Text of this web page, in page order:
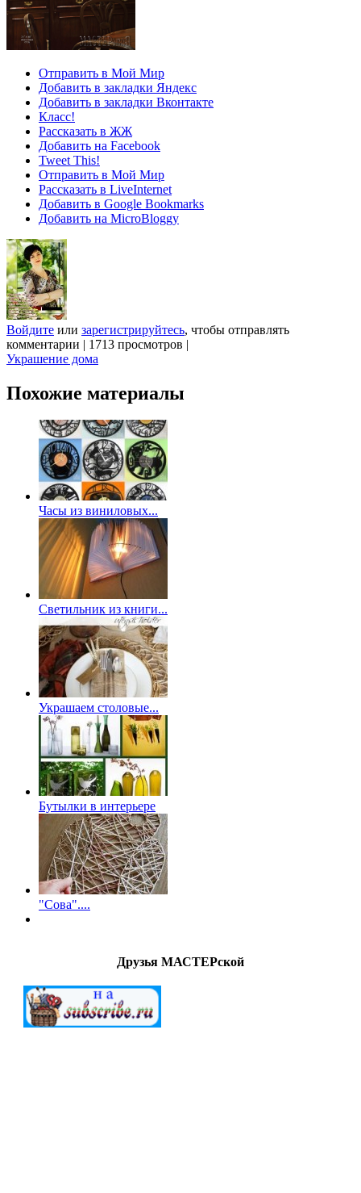
Отправить в Мой Мир
Добавить в закладки Яндекс
Добавить в закладки Вконтакте
Класс!
Рассказать в ЖЖ
Добавить на Facebook
Tweet This!
Отправить в Мой Мир
Рассказать в LiveInternet
Добавить в Google Bookmarks
Добавить на MicroBloggy
Войдите или зарегистрируйтесь, чтобы отправлять
комментарии | 1713 просмотров |
Украшение дома
Похожие материалы
Часы из виниловых...
Светильник из книги...
Украшаем столовые...
Бутылки в интерьере
"Сова"....
Друзья МАСТЕРской